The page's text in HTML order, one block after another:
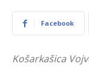
Facebook
Košarkašica